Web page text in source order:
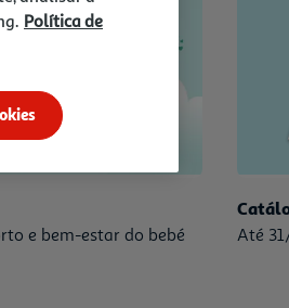
e bem-estar do bebé
Até
Política de